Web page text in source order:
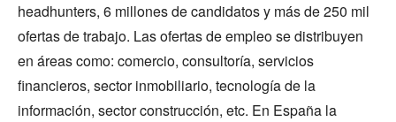
headhunters, 6 millones de candidatos y más de 250 mil
ofertas de trabajo. Las ofertas de empleo se distribuyen
en áreas como: comercio, consultoría, servicios
financieros, sector inmobiliario, tecnología de la
información, sector construcción, etc. En España la